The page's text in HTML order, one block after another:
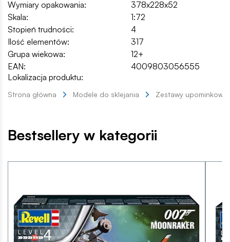
Wymiary opakowania:
378x228x52
Skala:
1:72
Stopień trudności:
4
Ilość elementów:
317
Grupa wiekowa:
12+
EAN:
4009803056555
Lokalizacja produktu:
Strona główna Modele do sklejania Zestawy upominkowe
Bestsellery w kategorii